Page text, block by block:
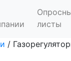
листы
/